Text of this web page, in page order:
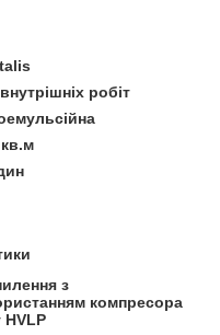
робіт
з
компресора
HVLP